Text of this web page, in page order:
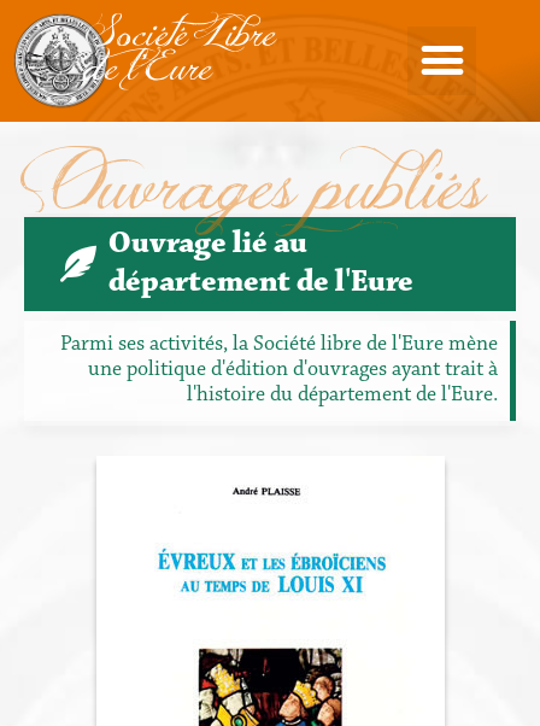
Société Libre
de l'Eure
Ouvrages publiés
Ouvrage lié au
département de l'Eure
Parmi ses activités, la Société libre de l'Eure mène
une politique d'édition d'ouvrages ayant trait à
l'histoire du département de l'Eure.